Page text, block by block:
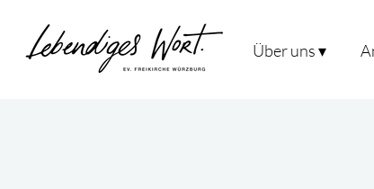
Über uns ▾